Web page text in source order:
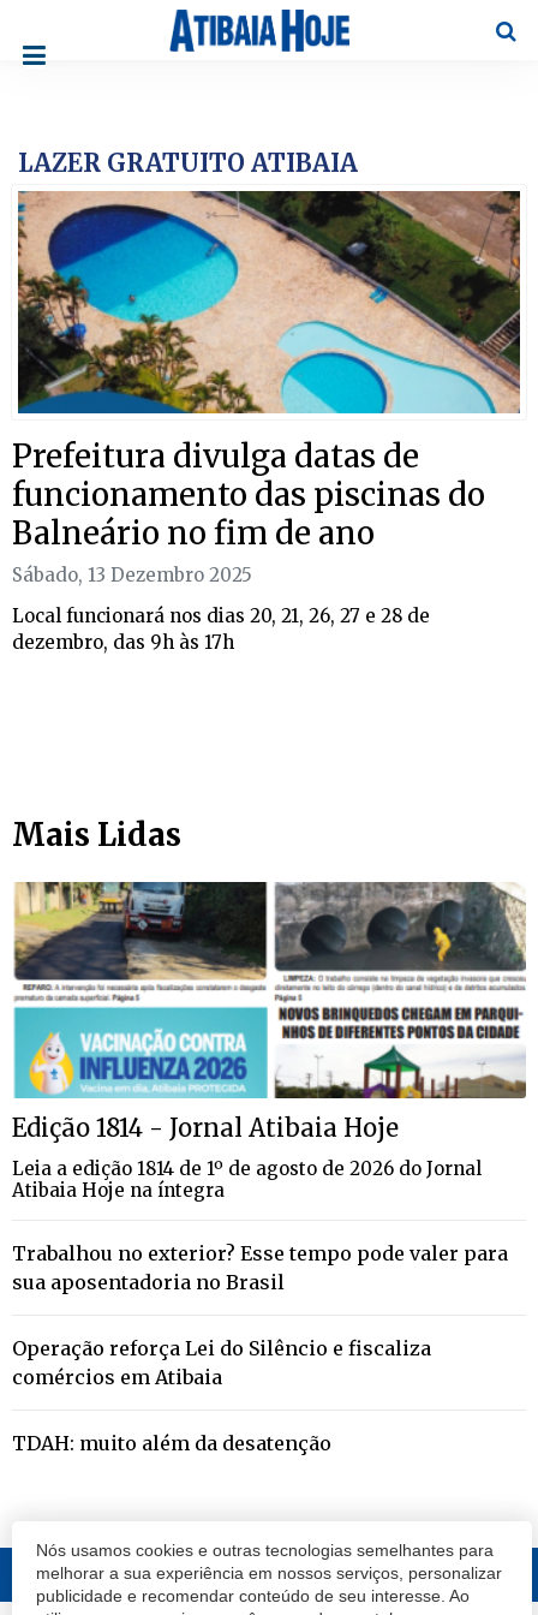
Nós usamos cookies e outras tecnologias semelhantes para
melhorar a sua experiência em nossos serviços, personalizar
publicidade e recomendar conteúdo de seu interesse. Ao
LAZER GRATUITO ATIBAIA
Prefeitura divulga datas de
funcionamento das piscinas do
Balneário no fim de ano
Sábado, 13 Dezembro 2025
Local funcionará nos dias 20, 21, 26, 27 e 28 de
dezembro, das 9h às 17h
Mais Lidas
Edição 1814 - Jornal Atibaia Hoje
Leia a edição 1814 de 1º de agosto de 2026 do Jornal
Atibaia Hoje na íntegra
Trabalhou no exterior? Esse tempo pode valer para
sua aposentadoria no Brasil
Operação reforça Lei do Silêncio e fiscaliza
comércios em Atibaia
TDAH: muito além da desatenção